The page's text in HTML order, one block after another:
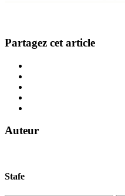
Partagez cet article
Auteur
Stafe